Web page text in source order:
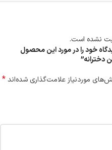
نشده است.
خود را در مورد این محصول
دخترانه”
موردنیاز علامت‌گذاری شده‌اند*